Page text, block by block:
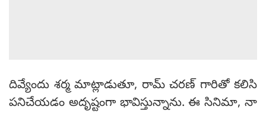
దివ్యేందు శర్మ మాట్లాడుతూ, రామ్ చరణ్ గారితో కలిసి
పనిచేయడం అదృష్టంగా భావిస్తున్నాను. ఈ సినిమా, నా